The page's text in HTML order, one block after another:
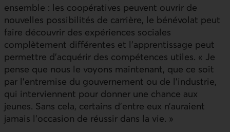
ensemble : les coopératives peuvent ouvrir de
nouvelles possibilités de carrière, le bénévolat peut
faire découvrir des expériences sociales
complètement différentes et l’apprentissage peut
permettre d’acquérir des compétences utiles. « Je
pense que nous le voyons maintenant, que ce soit
par l’entremise du gouvernement ou de l’industrie,
qui interviennent pour donner une chance aux
jeunes. Sans cela, certains d’entre eux n’auraient
jamais l’occasion de réussir dans la vie. »